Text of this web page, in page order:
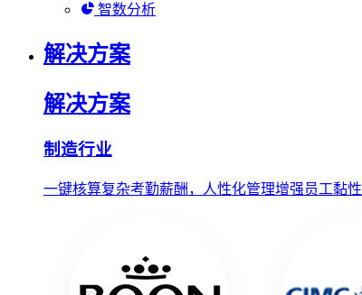
智数分析
解决方案
解决方案
制造行业
一键核算复杂考勤薪酬，人性化管理增强员工黏性